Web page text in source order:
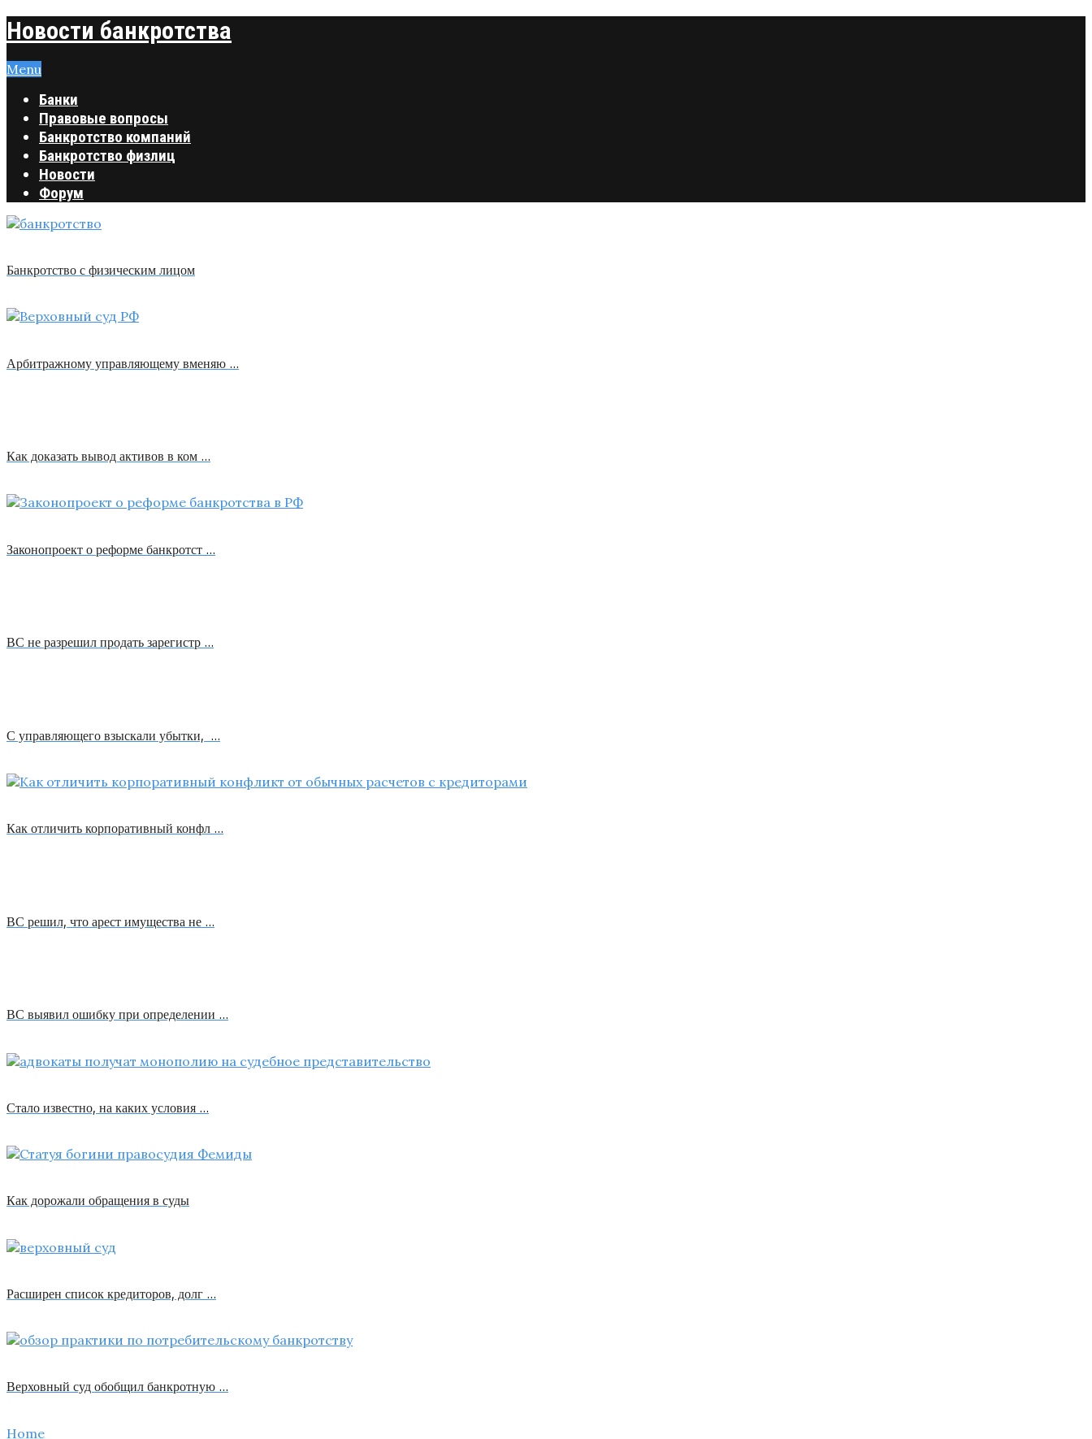
Новости банкротства
Menu
Банки
Правовые вопросы
Банкротство компаний
Банкротство физлиц
Новости
Форум
Банкротство с физическим лицом
Арбитражному управляющему вменяю …
Как доказать вывод активов в ком …
Законопроект о реформе банкротст …
ВС не разрешил продать зарегистр …
С управляющего взыскали убытки, …
Как отличить корпоративный конфл …
ВС решил, что арест имущества не …
ВС выявил ошибку при определении …
Стало известно, на каких условия …
Как дорожали обращения в суды
Расширен список кредиторов, долг …
Верховный суд обобщил банкротную …
Home